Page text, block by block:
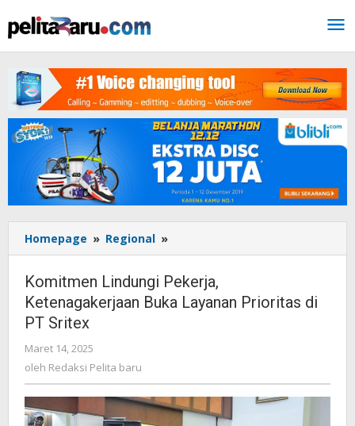
ke
konten
Homepage » Regional »
Lindungi
Pekerja,
Ketenagakerjaan
Buka
Sritex
Komitmen Lindungi Pekerja,
Ketenagakerjaan Buka Layanan Prioritas di
PT Sritex
Maret 14, 2025
Redaksi
baru
oleh Redaksi Pelita baru